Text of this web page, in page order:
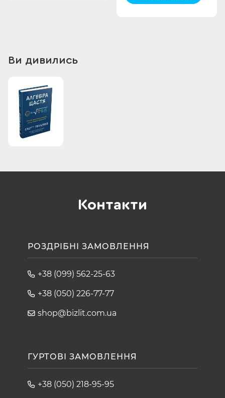
Ви дивились
Контакти
РОЗДРІБНІ ЗАМОВЛЕННЯ
+38 (099) 562-25-63
+38 (050) 226-77-77
shop@bizlit.com.ua
ГУРТОВІ ЗАМОВЛЕННЯ
+38 (050) 218-95-95